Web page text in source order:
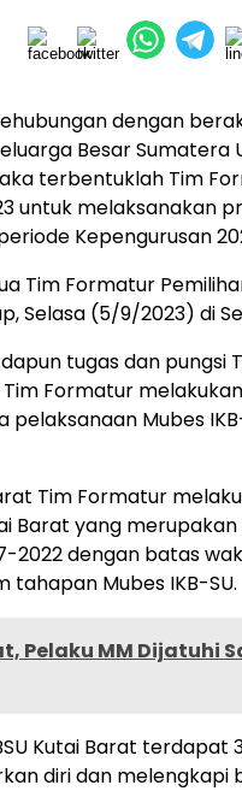
dengan
Besar Sumatera
terbentuklah Tim
untuk melaksanakan
Kepengurusan
Tim Formatur
Selasa (5/9/2023) di
tugas dan pungsi
Tim Formatur melakukan
Mubes
Tim Formatur
Barat yang merupakan
2022 dengan batas
Mubes IKB-SU.
Pelaku MM Dijatuhi
Kutai Barat terdapat
diri dan melengkapi